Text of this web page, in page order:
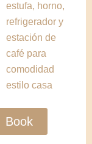
estufa, horno,
refrigerador y
estación de
café para
comodidad
estilo casa
Book